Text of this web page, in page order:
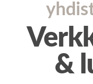
&